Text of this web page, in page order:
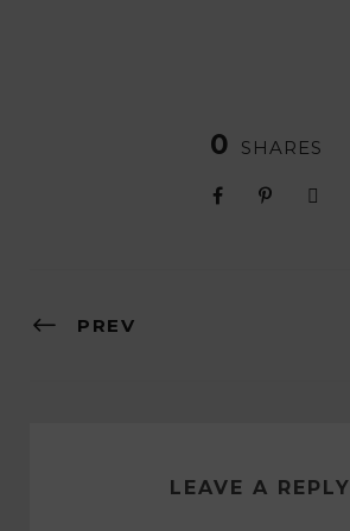
0 SHARES
PREV
LEAVE A REPLY